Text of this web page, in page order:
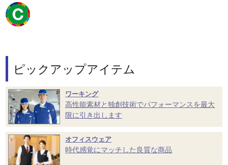
ピックアップアイテム
ワーキング
高性能素材と独創技術でパフォーマンスを最大
限に引き出します
オフィスウェア
時代感覚にマッチした良質な商品